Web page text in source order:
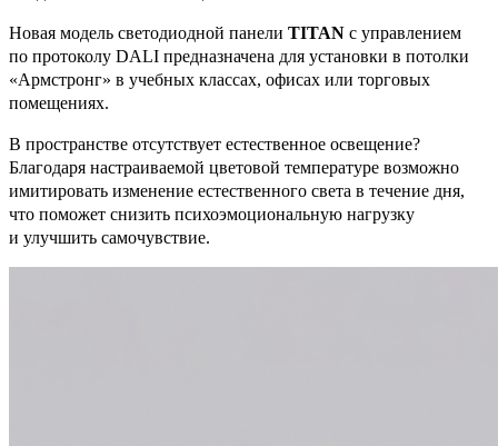
Новая модель светодиодной панели TITAN с управлением
по протоколу DALI предназначена для установки в потолки
«Армстронг» в учебных классах, офисах или торговых
помещениях.
В пространстве отсутствует естественное освещение?
Благодаря настраиваемой цветовой температуре возможно
имитировать изменение естественного света в течение дня,
что поможет снизить психоэмоциональную нагрузку
и улучшить самочувствие.